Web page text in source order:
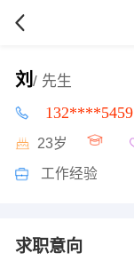
刘 / 先生
132****5459
23岁
工作经验
求职意向